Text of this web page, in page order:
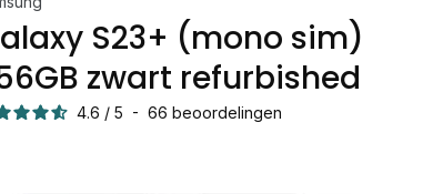
S23+ (mono sim)
zwart refurbished
4.6 / 5 - 66 beoordelingen